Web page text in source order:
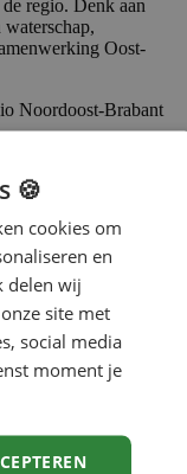
regio. Denk aan
Oost-
Noordoost-Brabant
🍪
cookies om
en
delen wij
site met
social media
moment je